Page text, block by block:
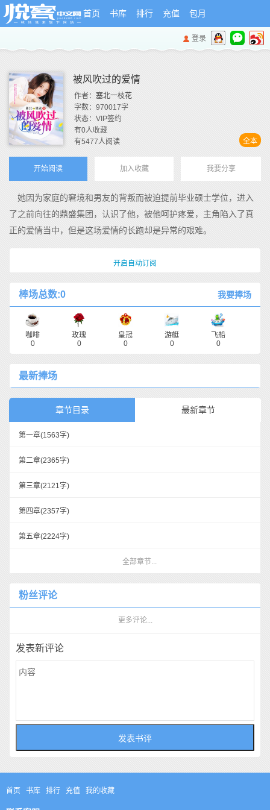
首页 书库 排行 充值 包月
登录
被风吹过的爱情
作者： 塞北一枝花
字数： 970017字
状态： VIP签约
有0人收藏
有5477人阅读 全本
开始阅读 加入收藏 我要分享
她因为家庭的窘境和男友的背叛而被迫提前毕业硕士学位，进入
了之前向往的鼎盛集团，认识了他，被他呵护疼爱，主角陷入了真
正的爱情当中，但是这场爱情的长跑却是异常的艰难。
开启自动订阅
我要捧场
棒场总数:0
咖啡
0
玫瑰
0
皇冠
0
游艇
0
飞船
0
最新捧场
章节目录 最新章节
第一章(1563字)
第二章(2365字)
第三章(2121字)
第四章(2357字)
第五章(2224字)
全部章节...
粉丝评论
更多评论...
发表新评论
首页 书库 排行 充值 我的收藏